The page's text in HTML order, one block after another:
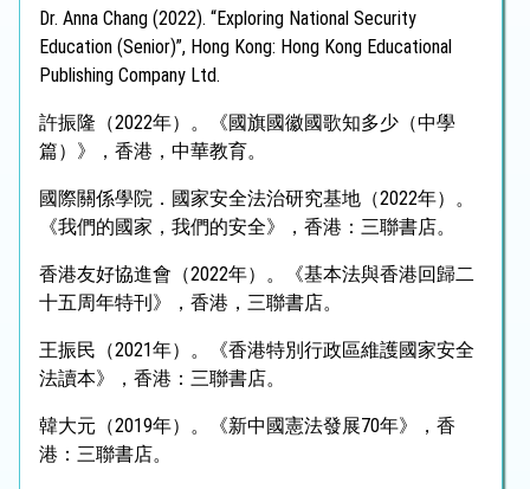
Dr. Anna Chang (2022). “Exploring National Security
Education (Senior)”, Hong Kong: Hong Kong Educational
Publishing Company Ltd.
許振隆（2022年）。《國旗國徽國歌知多少（中學
篇）》，香港，中華教育。
國際關係學院．國家安全法治研究基地（2022年）。
《我們的國家，我們的安全》，香港：三聯書店。
香港友好協進會（2022年）。《基本法與香港回歸二
十五周年特刊》，香港，三聯書店。
王振民（2021年）。《香港特別行政區維護國家安全
法讀本》，香港：三聯書店。
韓大元（2019年）。《新中國憲法發展70年》，香
港：三聯書店。